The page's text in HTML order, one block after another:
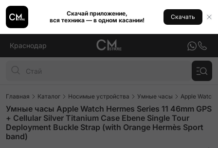
Скачай приложение,
вся техника — в одном касании!
Скачать
Краснодар
Главная Каталог Носимые устройства Умные часы Apple Watch
Умные часы Apple Watch Hermes Series 11 46mm GPS
+ Cellular Silver Titanium Case Ebene Single Tour
Deployment Buckle Strap (with Orange Hermès Sport
band)